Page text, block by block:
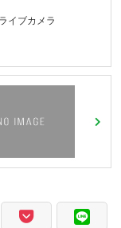
イブカメラ